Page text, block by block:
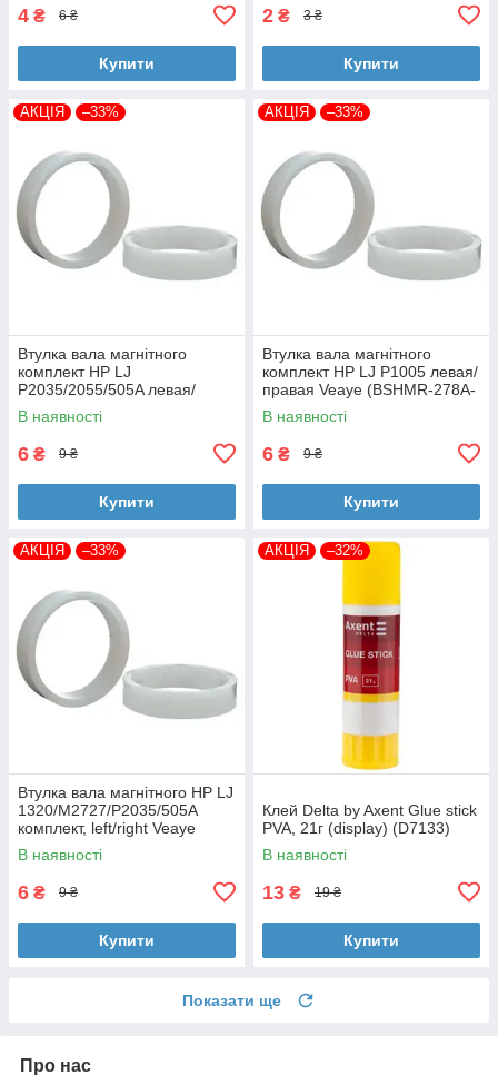
4 ₴ 6 ₴
Купити
2 ₴ 3 ₴
Купити
АКЦІЯ –33%
Втулка вала магнітного
комплект HP LJ
P2035/2055/505A левая/
правая Veaye (BSHMR-505A-
VE)
В наявності
6 ₴ 9 ₴
Купити
АКЦІЯ –33%
Втулка вала магнітного
комплект HP LJ P1005 левая/
правая Veaye (BSHMR-278A-
VE)
В наявності
6 ₴ 9 ₴
Купити
АКЦІЯ –33%
Втулка вала магнітного HP LJ
1320/M2727/P2035/505A
комплект, left/right Veaye
(BSHMR-505U-VE)
В наявності
6 ₴ 9 ₴
Купити
АКЦІЯ –32%
Клей Delta by Axent Glue stick
PVA, 21г (display) (D7133)
В наявності
13 ₴ 19 ₴
Купити
Показати ще
Про нас